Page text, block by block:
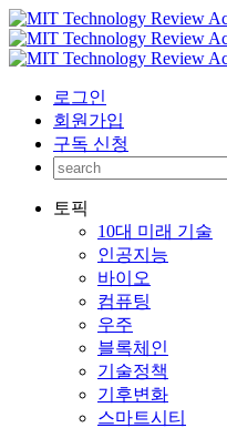
로그인
회원가입
구독 신청
토픽
10대 미래 기술
인공지능
바이오
컴퓨팅
우주
블록체인
기술정책
기후변화
스마트시티